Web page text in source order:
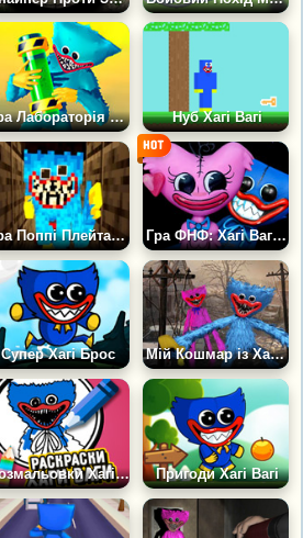
Гра Лабораторія Монстрів: Дивний Забіг Нуб Хагі Вагі
Гра Поппі Плейтайм: Іграшковий Магазин Жаху Гра ФНФ: Хагі Вагі та Кісі Місі Співають Плейтайм
Супер Хагі Брос Мій Кошмар із Хагі Вагі
Розмальовки Хагі Вагі Пригоди Хагі Вагі